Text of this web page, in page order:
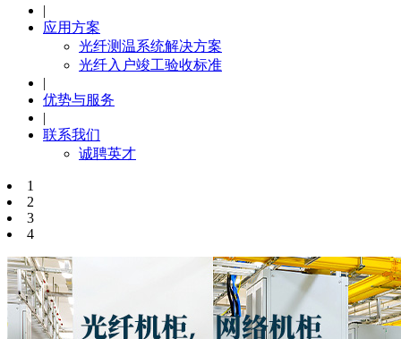
|
应用方案
光纤测温系统解决方案
光纤入户竣工验收标准
|
优势与服务
|
联系我们
诚聘英才
1
2
3
4
产品中心